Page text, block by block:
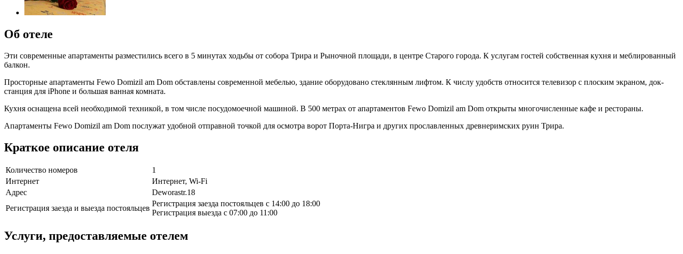
Об отеле
Эти современные апартаменты разместились всего в 5 минутах ходьбы от собора Трира и Рыночной площади, в центре Старого города. К услугам гостей собственная кухня и меблированный
балкон.
Просторные апартаменты Fewo Domizil am Dom обставлены современной мебелью, здание оборудовано стеклянным лифтом. К числу удобств относится телевизор с плоским экраном, док-
станция для iPhone и большая ванная комната.
Кухня оснащена всей необходимой техникой, в том числе посудомоечной машиной. В 500 метрах от апартаментов Fewo Domizil am Dom открыты многочисленные кафе и рестораны.
Апартаменты Fewo Domizil am Dom послужат удобной отправной точкой для осмотра ворот Порта-Нигра и других прославленных древнеримских руин Трира.
Краткое описание отеля
Количество номеров
1
Интернет
Интернет, Wi-Fi
Адрес
Deworastr.18
Регистрация заезда и выезда постояльцев
Регистрация заезда постояльцев с 14:00 до 18:00
Регистрация выезда с 07:00 до 11:00
Услуги, предоставляемые отелем